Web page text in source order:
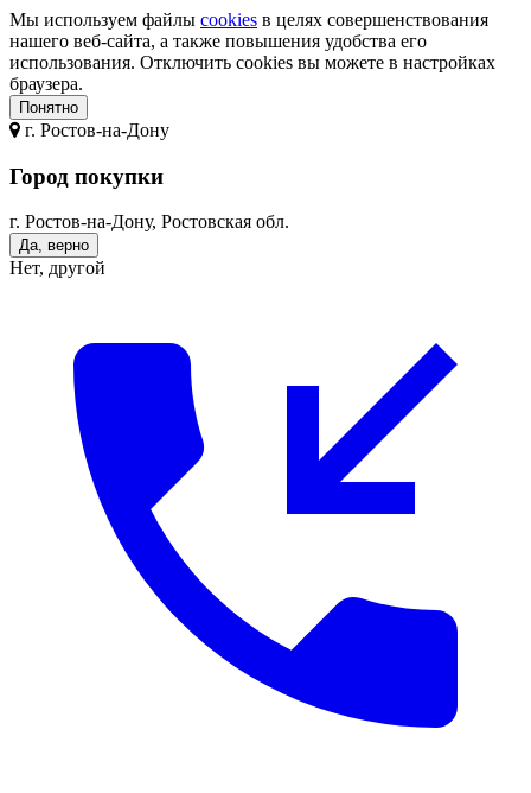
Мы используем файлы cookies в целях совершенствования
нашего веб-сайта, а также повышения удобства его
использования. Отключить cookies вы можете в настройках
браузера.
Понятно
г. Ростов-на-Дону
Город покупки
г. Ростов-на-Дону, Ростовская обл.
Да, верно
Нет, другой